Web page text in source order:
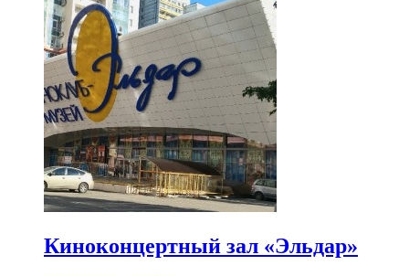
Киноконцертный зал «Эльдар»